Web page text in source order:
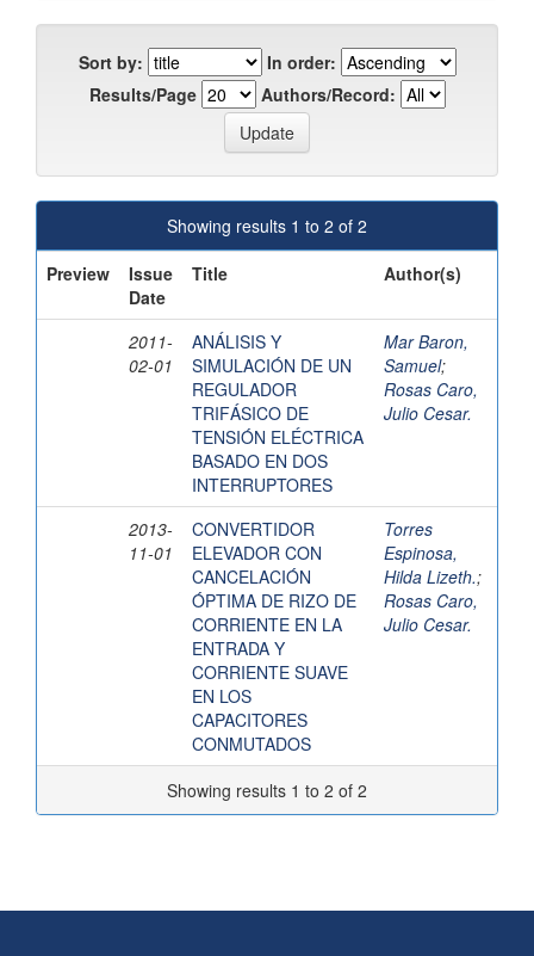
Sort by:
In order:
Results/Page
Authors/Record:
Showing results 1 to 2 of 2
Preview
Issue
Date
Title Author(s)
2011-
02-01
ANÁLISIS Y
SIMULACIÓN DE UN
REGULADOR
TRIFÁSICO DE
TENSIÓN ELÉCTRICA
BASADO EN DOS
INTERRUPTORES
Mar Baron,
Samuel;
Rosas Caro,
Julio Cesar.
2013-
11-01
CONVERTIDOR
ELEVADOR CON
CANCELACIÓN
ÓPTIMA DE RIZO DE
CORRIENTE EN LA
ENTRADA Y
CORRIENTE SUAVE
EN LOS
CAPACITORES
CONMUTADOS
Torres
Espinosa,
Hilda Lizeth.;
Rosas Caro,
Julio Cesar.
Showing results 1 to 2 of 2